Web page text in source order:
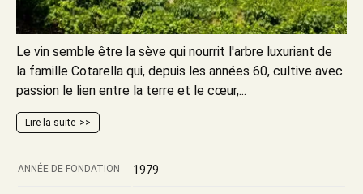
Le vin semble être la sève qui nourrit l'arbre luxuriant de
la famille Cotarella qui, depuis les années 60, cultive avec
passion le lien entre la terre et le cœur,...
Lire la suite
ANNÉE DE FONDATION 1979